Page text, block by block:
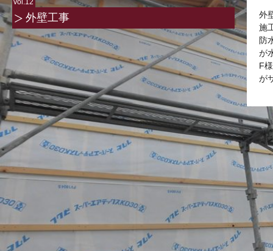
vol.12
外壁工事
外
施
防
が
F
が